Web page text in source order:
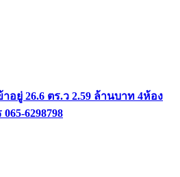
ยู่ 26.6 ตร.ว 2.59 ล้านบาท 4ห้อง
6298798